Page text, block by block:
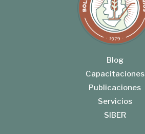
Blog
Capacitaciones
Publicaciones
Servicios
SIBER